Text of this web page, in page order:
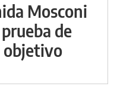
Mosconi
de
objetivo